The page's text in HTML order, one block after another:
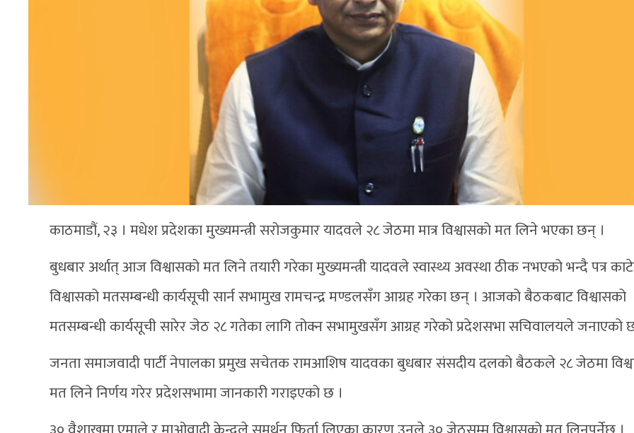
काठमाडौं, २३ । मधेश प्रदेशका मुख्यमन्त्री सरोजकुमार यादवले २८ जेठमा मात्र विश्वासको मत लिने भएका छन् ।
बुधबार अर्थात् आज विश्वासको मत लिने तयारी गरेका मुख्यमन्त्री यादवले स्वास्थ्य अवस्था ठीक नभएको भन्दै पत्र
विश्वासको मतसम्बन्धी कार्यसूची सार्न सभामुख रामचन्द्र मण्डलसँग आग्रह गरेका छन् । आजको बैठकबाट विश्वासको
मतसम्बन्धी कार्यसूची सारेर जेठ २८ गतेका लागि तोक्न सभामुखसँग आग्रह गरेको प्रदेशसभा सचिवालयले जनाएको
जनता समाजवादी पार्टी नेपालका प्रमुख सचेतक रामआशिष यादवका बुधबार संसदीय दलको बैठकले २८ जेठमा
मत लिने निर्णय गरेर प्रदेशसभामा जानकारी गराइएको छ ।